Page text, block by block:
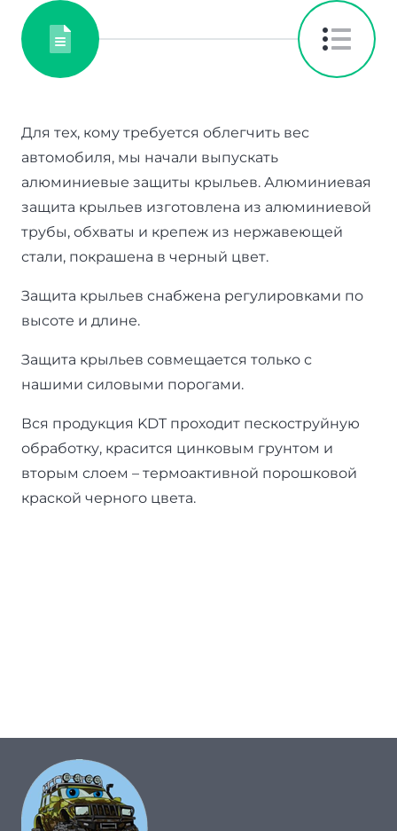
Для тех, кому требуется облегчить вес
автомобиля, мы начали выпускать
алюминиевые защиты крыльев. Алюминиевая
защита крыльев изготовлена из алюминиевой
трубы, обхваты и крепеж из нержавеющей
стали, покрашена в черный цвет.
Защита крыльев снабжена регулировками по
высоте и длине.
Защита крыльев cовмещается только с
нашими силовыми порогами.
Вся продукция KDT проходит пескоструйную
обработку, красится цинковым грунтом и
вторым слоем – термоактивной порошковой
краской черного цвета.